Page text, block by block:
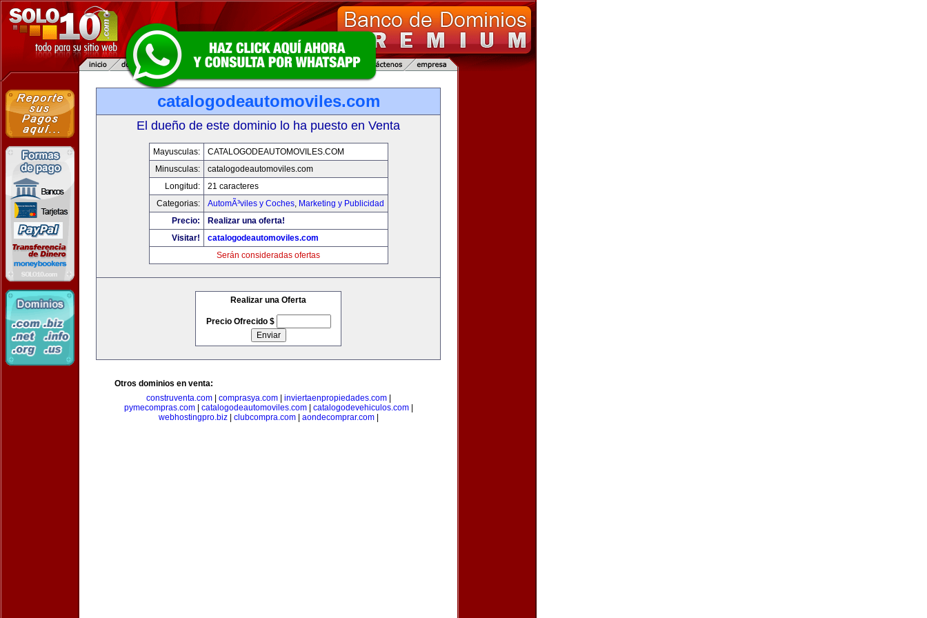
catalogodeautomoviles.com
El dueño de este dominio lo ha puesto en Venta
Mayusculas:
CATALOGODEAUTOMOVILES.COM
Minusculas:
catalogodeautomoviles.com
Longitud:
21 caracteres
Categorias:
AutomÃ³viles y Coches, Marketing y Publicidad
Precio:
Realizar una oferta!
Visitar!
catalogodeautomoviles.com
Serán consideradas ofertas
Realizar una Oferta
Precio Ofrecido $
Otros dominios en venta:
construventa.com| comprasya.com| inviertaenpropiedades.com|
pymecompras.com| catalogodeautomoviles.com| catalogodevehiculos.com|
webhostingpro.biz| clubcompra.com| aondecomprar.com|